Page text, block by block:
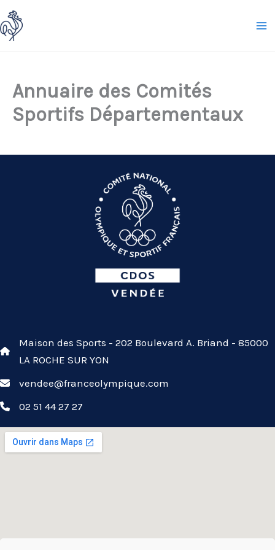
Aller
au
contenu
Annuaire des Comités
Sportifs Départementaux
Maison des Sports - 202 Boulevard A. Briand - 85000
LA ROCHE SUR YON
vendee@franceolympique.com
02 51 44 27 27